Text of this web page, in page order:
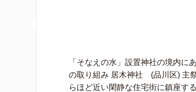
「そなえの水」設置神社の境内に
の取り組み 居木神社 (品川区) 主
らほど近い閑静な住宅街に鎮座す